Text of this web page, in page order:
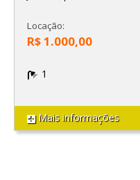
Locação:
R$ 1.000,00
1
Mais informações